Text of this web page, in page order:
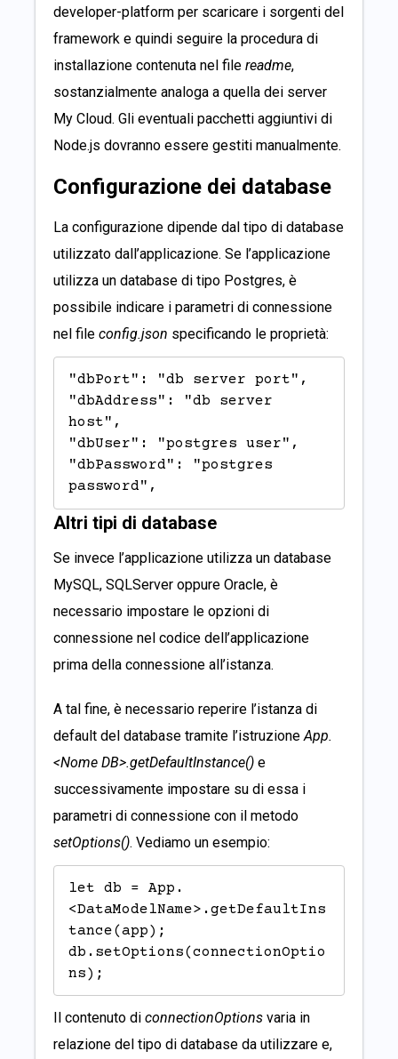
developer-platform per scaricare i sorgenti del
framework e quindi seguire la procedura di
installazione contenuta nel file readme,
sostanzialmente analoga a quella dei server
My Cloud. Gli eventuali pacchetti aggiuntivi di
Node.js dovranno essere gestiti manualmente.
Configurazione dei database
La configurazione dipende dal tipo di database
utilizzato dall’applicazione. Se l’applicazione
utilizza un database di tipo Postgres, è
possibile indicare i parametri di connessione
nel file config.json specificando le proprietà:
"dbPort": "db server port",
"dbAddress": "db server
host",
"dbUser": "postgres user",
"dbPassword": "postgres
password",
Altri tipi di database
Se invece l’applicazione utilizza un database
MySQL, SQLServer oppure Oracle, è
necessario impostare le opzioni di
connessione nel codice dell’applicazione
prima della connessione all’istanza.
A tal fine, è necessario reperire l’istanza di
default del database tramite l’istruzioneApp.
<Nome DB>.getDefaultInstance() e
successivamente impostare su di essa i
parametri di connessione con il metodo
setOptions(). Vediamo un esempio:
let db = App.
<DataModelName>.getDefaultIns
tance(app);
db.setOptions(connectionOptio
ns);
Il contenuto di connectionOptions varia in
relazione del tipo di database da utilizzare e,